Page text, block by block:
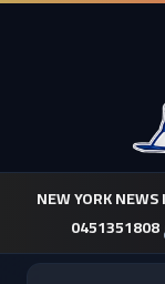
NEW YORK
0451351808